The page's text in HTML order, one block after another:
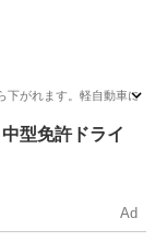
がれます。軽自動車に
型免許ドライ
Ad